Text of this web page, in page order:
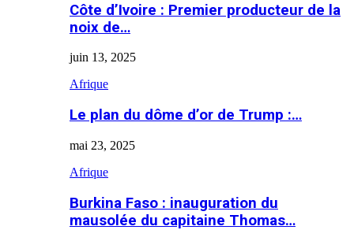
Côte d’Ivoire : Premier producteur de la
noix de…
juin 13, 2025
Afrique
Le plan du dôme d’or de Trump :…
mai 23, 2025
Afrique
Burkina Faso : inauguration du
mausolée du capitaine Thomas…